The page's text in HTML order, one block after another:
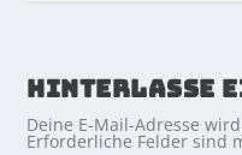
HINTERLASSE
Deine E-Mail-Adresse
Erforderliche Felder sind